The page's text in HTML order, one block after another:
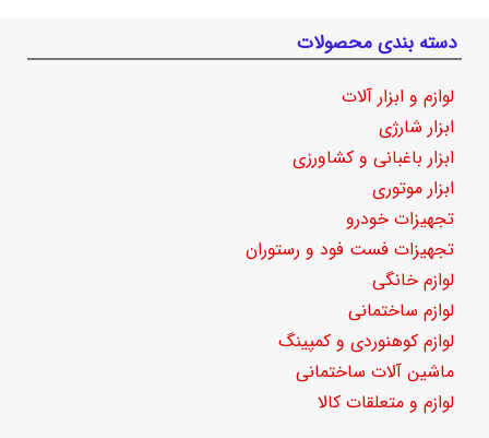
دسته بندی محصولات
لوازم و ابزار آلات
ابزار شارژی
ابزار باغبانی و کشاورزی
ابزار موتوری
تجهیزات خودرو
تجهیزات فست فود و رستوران
لوازم خانگی
لوازم ساختمانی
لوازم کوهنوردی و کمپینگ
ماشین آلات ساختمانی
لوازم و متعلقات کالا